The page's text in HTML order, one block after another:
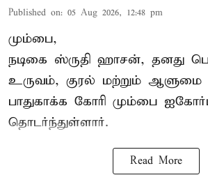
Published on: 05 Aug 2026, 12:48 pm
மும்பை,
நடிகை ஸ்ருதி ஹாசன், தனது
உருவம், குரல் மற்றும்
பாதுகாக்க கோரி மும்பை
தொடர்ந்துள்ளார்.
Read More